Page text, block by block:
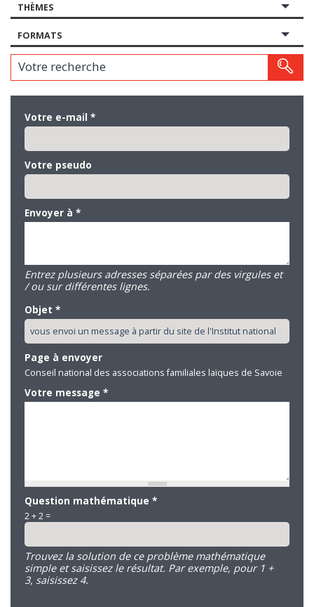
THÈMES
FORMATS
Votre recherche
Votre e-mail *
Votre pseudo
Envoyer à *
Entrez plusieurs adresses séparées par des virgules et
/ ou sur différentes lignes.
Objet *
Page à envoyer
Conseil national des associations familiales laïques de Savoie
Votre message *
Question mathématique *
2 + 2 =
Trouvez la solution de ce problème mathématique
simple et saisissez le résultat. Par exemple, pour 1 +
3, saisissez 4.